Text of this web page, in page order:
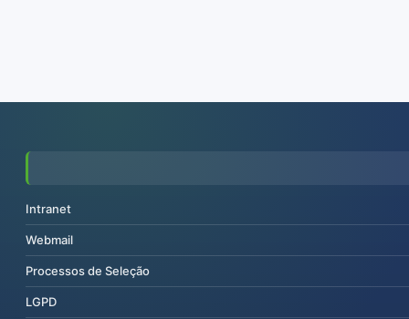
Intranet
Webmail
Processos de Seleção
LGPD